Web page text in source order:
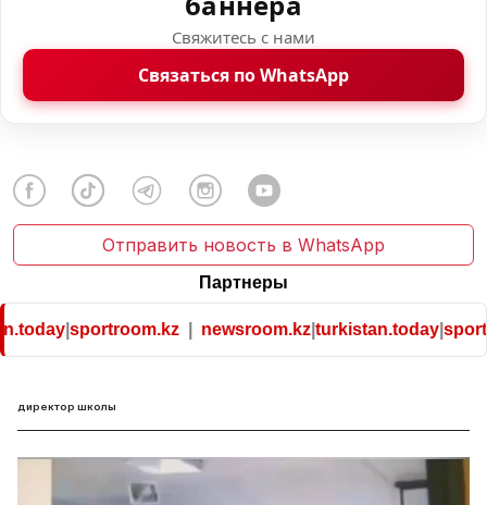
Свяжитесь с нами
Связаться по WhatsApp
Отправить новость в WhatsApp
Партнеры
|sportroom.kz| newsroom.kz|turkistan.today|
директор школы